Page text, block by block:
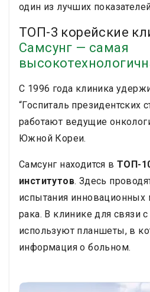
один из лучших
ТОП-3 корейские
Самсунг — самая
С 1996 года клиника
“Госпиталь президентских
работают ведущие
Южной Кореи.
Самсунг находится в ТОП-
институтов. Здесь
испытания инновационных
рака. В клинике для связи
используют планшеты, в
информация о больном.